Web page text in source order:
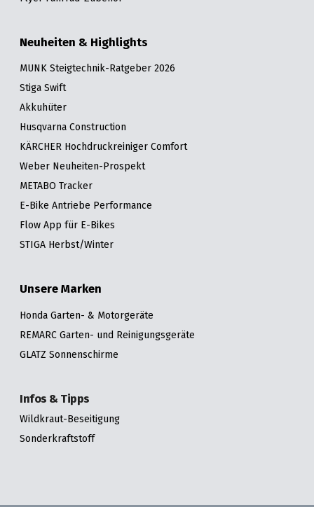
Neuheiten & Highlights
MUNK Steigtechnik-Ratgeber 2026
Stiga Swift
Akkuhüter
Husqvarna Construction
KÄRCHER Hochdruckreiniger Comfort
Weber Neuheiten-Prospekt
METABO Tracker
E-Bike Antriebe Performance
Flow App für E-Bikes
STIGA Herbst/Winter
Unsere Marken
Honda Garten- & Motorgeräte
REMARC Garten- und Reinigungsgeräte
GLATZ Sonnenschirme
Infos & Tipps
Wildkraut-Beseitigung
Sonderkraftstoff